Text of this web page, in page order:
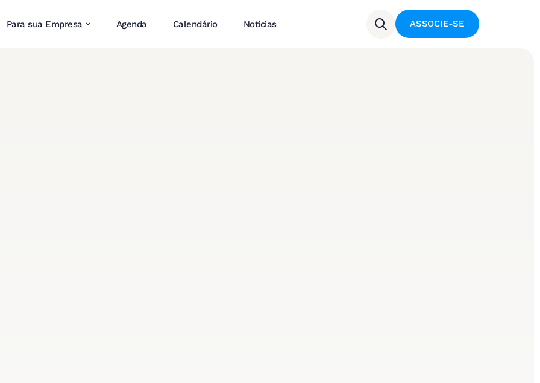
Para sua Empresa Agenda Calendário Notícias ASSOCIE-SE